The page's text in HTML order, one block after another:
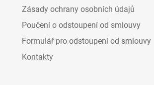
Zásady ochrany osobních údajů
Poučení o odstoupení od smlouvy
Formulář pro odstoupení od smlouvy
Kontakty